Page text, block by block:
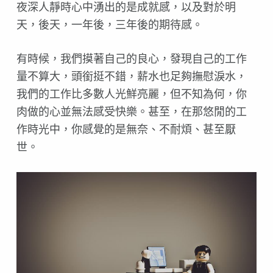
夜深人靜時心中湧出的是成就感，以及對於明
天，後天，一年後，三年後的期待感。
有時候，我們摸著自己的良心，發現自己的工作
量不算大，頭銜挺不錯，薪水也足夠撫慰淚水，
我們的工作比多數人光鮮亮麗，但不知為何，你
肉做的心並無法感受快樂。甚至，在那悠閒的工
作時光中，你感覺的是無奈、不耐煩、甚至厭
世。